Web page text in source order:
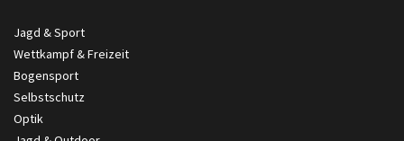
Jagd & Sport
Wettkampf & Freizeit
Bogensport
Selbstschutz
Optik